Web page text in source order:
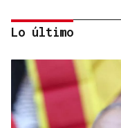
Lo último